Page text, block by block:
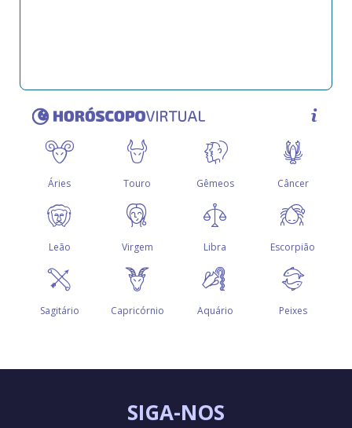
SIGA-NOS